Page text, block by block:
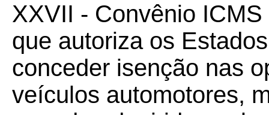
XXVII - Convênio ICMS
que autoriza os
conceder isenção nas
veículos automotores,